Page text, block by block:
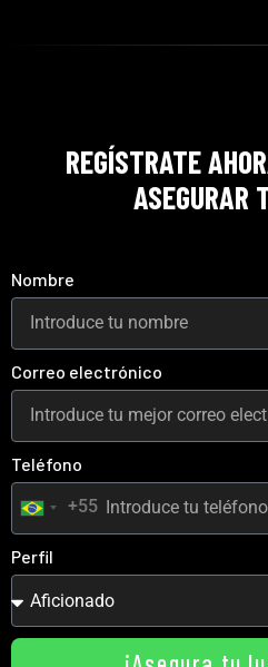
REGÍSTRATE
ASEGURAR
Nombre
Correo electrónico
Teléfono
Brazil
+55
+55
Perfil